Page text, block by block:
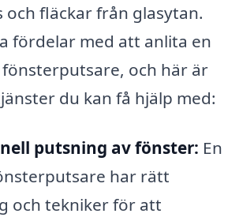
fläckar från glasytan.
fördelar med att anlita en
och här är
du kan få hjälp med:
putsning av fönster: En
har rätt
och tekniker för att